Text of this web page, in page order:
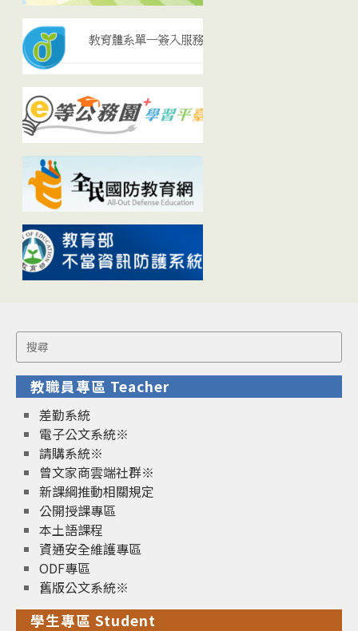
Search
for:
教職員專區 Teacher
差勤系統
電子公文系統※
請購系統※
曾文家商雲端社群※
新課綱推動相關規定
公開授課專區
本土語課程
資通安全維護專區
ODF專區
舊版公文系統※
學生專區 Student